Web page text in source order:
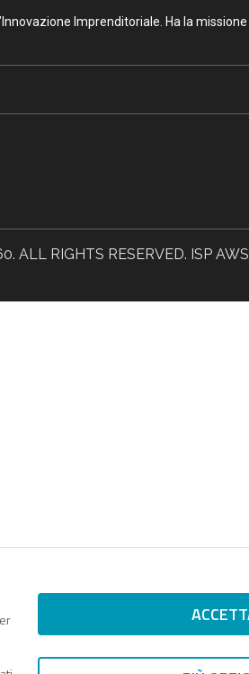
Imprenditoriale. Ha la
RIGHTS RESERVED. ISP AWS